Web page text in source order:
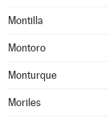
Montilla
Montoro
Monturque
Moriles